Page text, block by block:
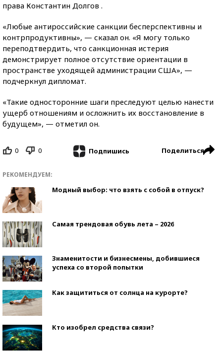
права Константин Долгов .
«Любые антироссийские санкции бесперспективны и
контрпродуктивны», — сказал он. «Я могу только
переподтвердить, что санкционная истерия
демонстрирует полное отсутствие ориентации в
пространстве уходящей администрации США», —
подчеркнул дипломат.
«Такие односторонние шаги преследуют целью нанести
ущерб отношениям и осложнить их восстановление в
будущем», — отметил он.
0 0 Подпишись Поделиться
РЕКОМЕНДУЕМ:
Модный выбор: что взять с собой в отпуск?
Самая трендовая обувь лета – 2026
Знаменитости и бизнесмены, добившиеся
успеха со второй попытки
Как защититься от солнца на курорте?
Кто изобрел средства связи?